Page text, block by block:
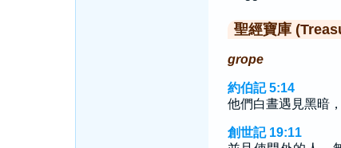
聖經寶庫
grope
約伯記 5:14
他們白晝遇見黑暗
創世記 19:11